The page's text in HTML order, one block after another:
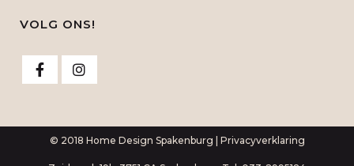
VOLG ONS!
© 2018 Home Design Spakenburg | Privacyverklaring